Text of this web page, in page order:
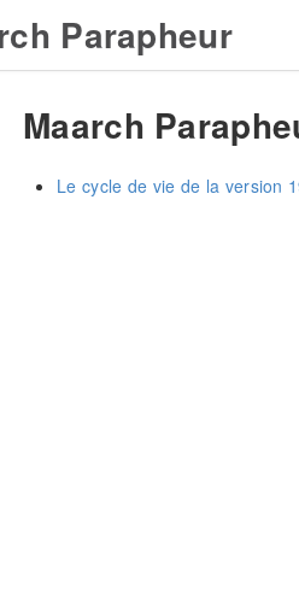
Parapheur
Maarch
Le cycle de vie de la version